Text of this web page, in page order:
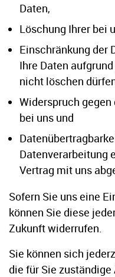
Daten,
Löschung Ihrer bei
Einschränkung der
Ihre Daten
nicht löschen
Widerspruch
bei uns und
Datenverarbeitung
Vertrag mit uns
Sofern Sie uns eine
können Sie diese
Zukunft widerrufen.
Sie können sich
die für Sie